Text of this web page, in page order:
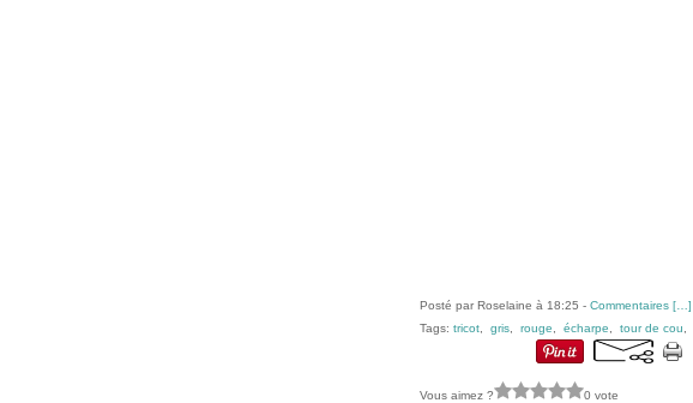
Posté par Roselaine à 18:25 - Commentaires [ ]
Tags: tricot gris rouge écharpe tour de cou
Vous aimez ? 0 vote